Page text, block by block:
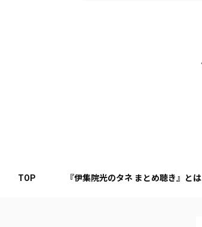
TOP 『伊集院光のタネ まとめ聴き』とは